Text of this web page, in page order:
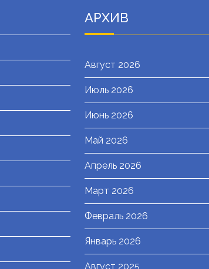
АРХИВ
Август 2026
Июль 2026
Июнь 2026
Май 2026
Апрель 2026
Март 2026
Февраль 2026
Январь 2026
Август 2025